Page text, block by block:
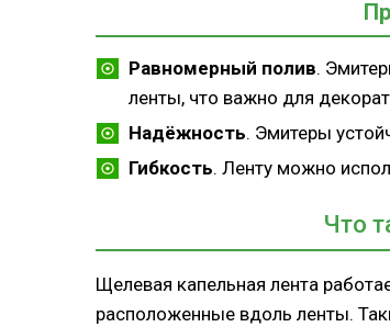
Равномерный полив.
ленты, что важно для
Надёжность. Эмитеры
Гибкость. Ленту можно
Что
Щелевая капельная лента
расположенные вдоль ленты.